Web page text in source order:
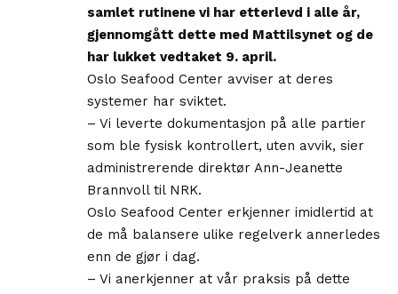
samlet rutinene vi har etterlevd i alle år,
gjennomgått dette med Mattilsynet og de
har lukket vedtaket 9. april.
Oslo Seafood Center avviser at deres
systemer har sviktet.
– Vi leverte dokumentasjon på alle partier
som ble fysisk kontrollert, uten avvik, sier
administrerende direktør Ann-Jeanette
Brannvoll til NRK.
Oslo Seafood Center erkjenner imidlertid at
de må balansere ulike regelverk annerledes
enn de gjør i dag.
– Vi anerkjenner at vår praksis på dette